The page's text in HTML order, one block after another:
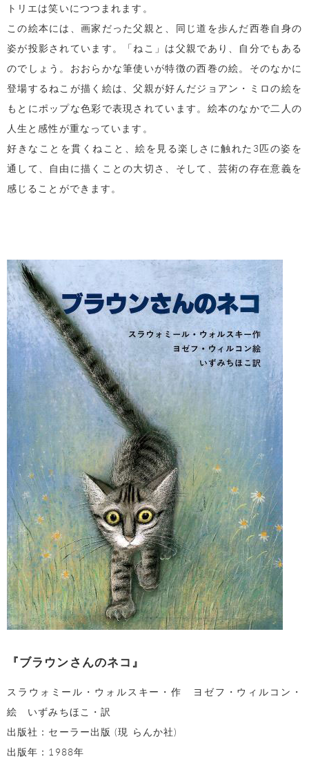
トリエは笑いにつつまれます。
この絵本には、画家だった父親と、同じ道を歩んだ西巻自身の
姿が投影されています。「ねこ」は父親であり、自分でもある
のでしょう。おおらかな筆使いが特徴の西巻の絵。そのなかに
登場するねこが描く絵は、父親が好んだジョアン・ミロの絵を
もとにポップな色彩で表現されています。絵本のなかで二人の
人生と感性が重なっています。
好きなことを貫くねこと、絵を見る楽しさに触れた3匹の姿を
通して、自由に描くことの大切さ、そして、芸術の存在意義を
感じることができます。
『ブラウンさんのネコ』
スラウォミール・ウォルスキー・作 ヨゼフ・ウィルコン・
絵 いずみちほこ・訳
出版社：セーラー出版 (現 らんか社)
出版年：1988年